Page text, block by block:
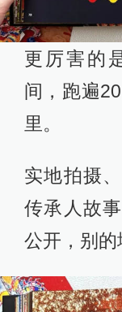
更厉害的
间，跑遍
里。
实地拍摄
传承人故
公开，别的